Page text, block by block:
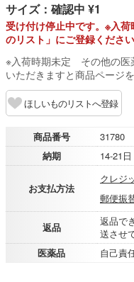
サイズ：確認中 ¥1
受け付け停止中です。※入
のリスト」にご登録ください
※入荷時期未定 その他の医
いただきますと商品ページ
ほしいものリストへ登録
商品番号
31780
納期
14-21日
お支払方法
クレジ
郵便振
返品
返品で
送させ
医薬品
自己責